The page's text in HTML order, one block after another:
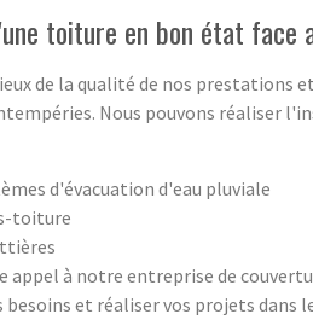
toiture en bon état face
de la qualité de nos
Nous pouvons réaliser
d'évacuation d'eau pluviale
toiture
appel à notre entreprise de
besoins et réaliser vos projets dans